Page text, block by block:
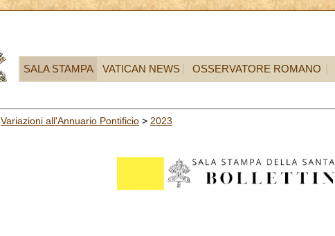
SALA STAMPA VATICAN NEWS OSSERVATORE ROMANO
Variazioni all'Annuario Pontificio > 2023